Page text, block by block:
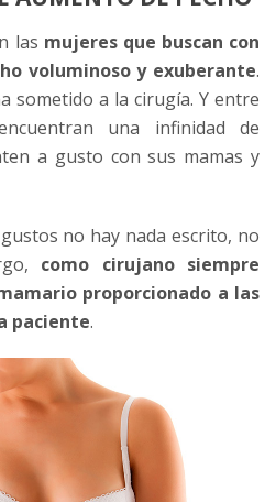
las mujeres que buscan con
voluminoso y exuberante.
sometido a la cirugía. Y entre
una infinidad de
a gusto con sus mamas y
no hay nada escrito, no
como cirujano siempre
proporcionado a las
paciente.